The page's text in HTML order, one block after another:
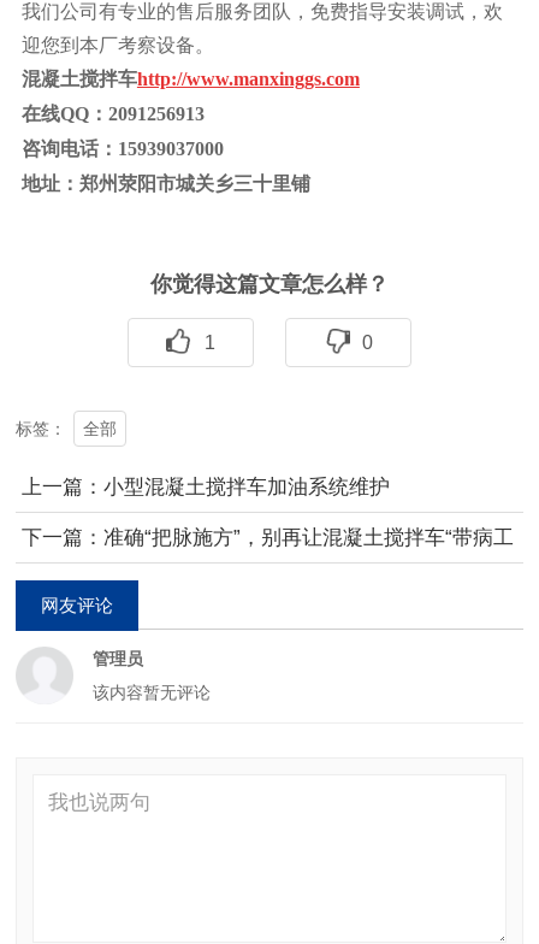
我们公司有专业的售后服务团队，免费指导安装调试，欢
迎您到本厂考察设备。
混凝土搅拌车http://www.manxinggs.com
在线QQ：2091256913
咨询电话：15939037000
地址：郑州荥阳市城关乡三十里铺
你觉得这篇文章怎么样？
1 0
标签： 全部
上一篇：小型混凝土搅拌车加油系统维护
下一篇：准确“把脉施方”，别再让混凝土搅拌车“带病工
作
网友评论
管理员
该内容暂无评论